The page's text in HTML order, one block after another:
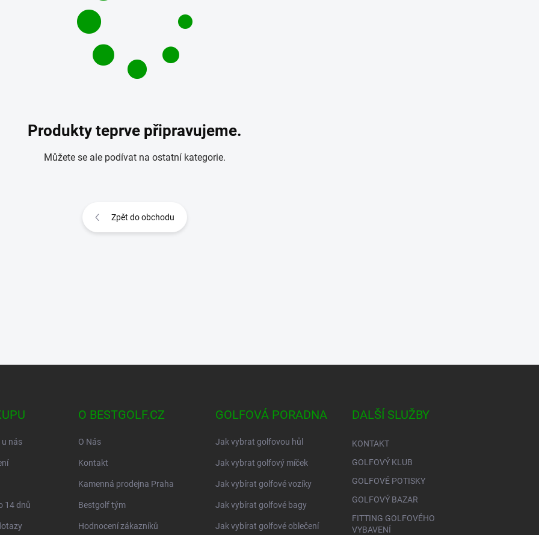
Produkty teprve připravujeme.
Můžete se ale podívat na ostatní kategorie.
Zpět do obchodu
nás
14 dnů
O BESTGOLF.CZ
O Nás
Kontakt
Kamenná prodejna Praha
Bestgolf tým
Hodnocení zákazníků
GOLFOVÁ PORADNA
Jak vybrat golfovou hůl
Jak vybrat golfový míček
Jak vybírat golfové vozíky
Jak vybírat golfové bagy
Jak vybírat golfové oblečení
DALŠÍ SLUŽBY
KONTAKT
GOLFOVÝ KLUB
GOLFOVÉ POTISKY
GOLFOVÝ BAZAR
FITTING GOLFOVÉHO
VYBAVENÍ